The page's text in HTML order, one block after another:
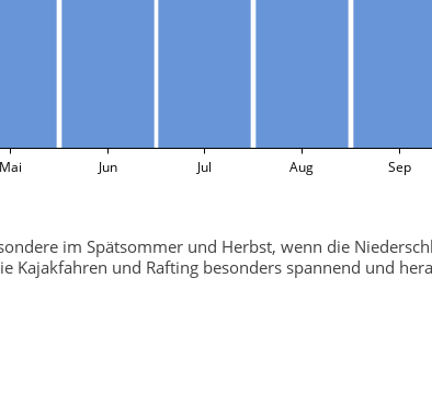
Mai Jun Jul Aug Sep
im Spätsommer und Herbst, wenn die
Kajakfahren und Rafting besonders spannend und